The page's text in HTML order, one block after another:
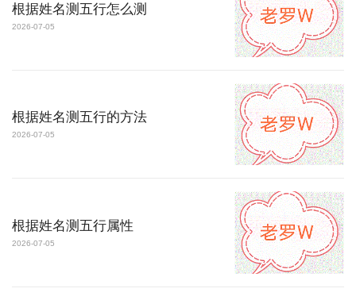
根据姓名测五行怎么测
2026-07-05
根据姓名测五行的方法
2026-07-05
根据姓名测五行属性
2026-07-05